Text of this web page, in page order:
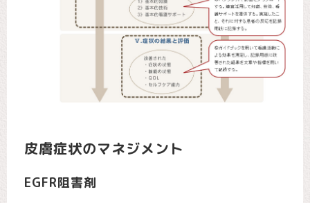
皮膚症状のマネジメント
EGFR阻害剤